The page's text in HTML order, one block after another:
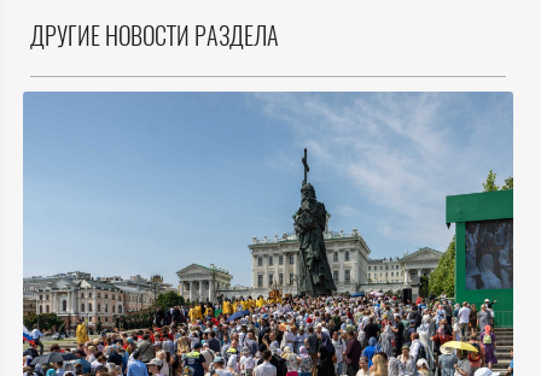
ДРУГИЕ НОВОСТИ РАЗДЕЛА